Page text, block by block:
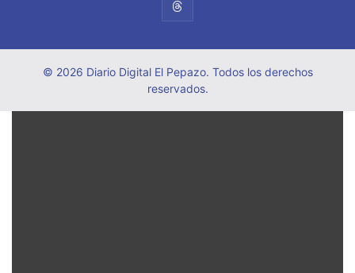
© 2026 Diario Digital El Pepazo. Todos los derechos
reservados.